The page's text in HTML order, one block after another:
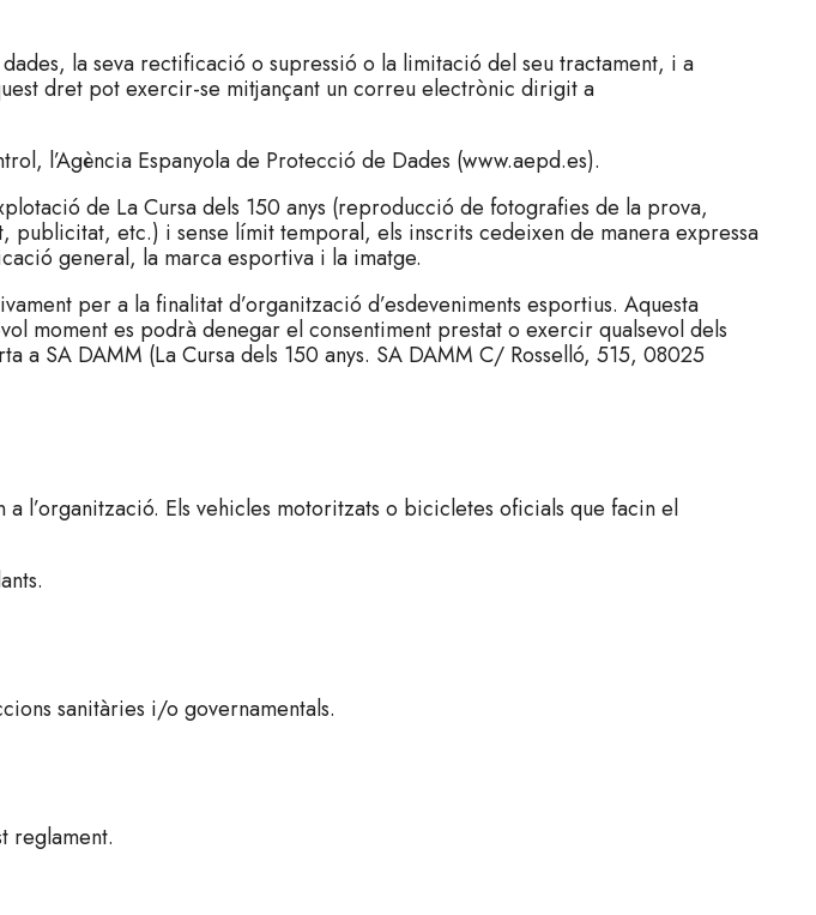
la seva rectificació o supressió o la limitació del seu tractament, i a
dret pot exercir-se mitjançant un correu electrònic dirigit a
l’Agència Espanyola de Protecció de Dades (www.aepd.es).
de La Cursa dels 150 anys (reproducció de fotografies de la prova,
etc.) i sense límit temporal, els inscrits cedeixen de manera expressa
general, la marca esportiva i la imatge.
per a la finalitat d’organització d’esdeveniments esportius. Aquesta
moment es podrà denegar el consentiment prestat o exercir qualsevol dels
SA DAMM (La Cursa dels 150 anys. SA DAMM C/ Rosselló, 515, 08025
l’organització. Els vehicles motoritzats o bicicletes oficials que facin el
sanitàries i/o governamentals.
reglament.